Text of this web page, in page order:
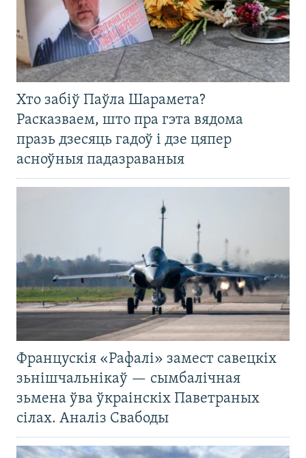
Хто забіў Паўла Шарамета?
Расказваем, што пра гэта вядома
празь дзесяць гадоў і дзе цяпер
асноўныя падазраваныя
Францускія «Рафалі» замест савецкіх
зьнішчальнікаў — сымбалічная
зьмена ўва ўкраінскіх Паветраных
сілах. Аналіз Свабоды